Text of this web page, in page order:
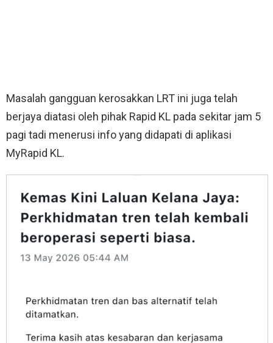
Masalah gangguan kerosakkan LRT ini juga telah
berjaya diatasi oleh pihak Rapid KL pada sekitar jam 5
pagi tadi menerusi info yang didapati di aplikasi
MyRapid KL.